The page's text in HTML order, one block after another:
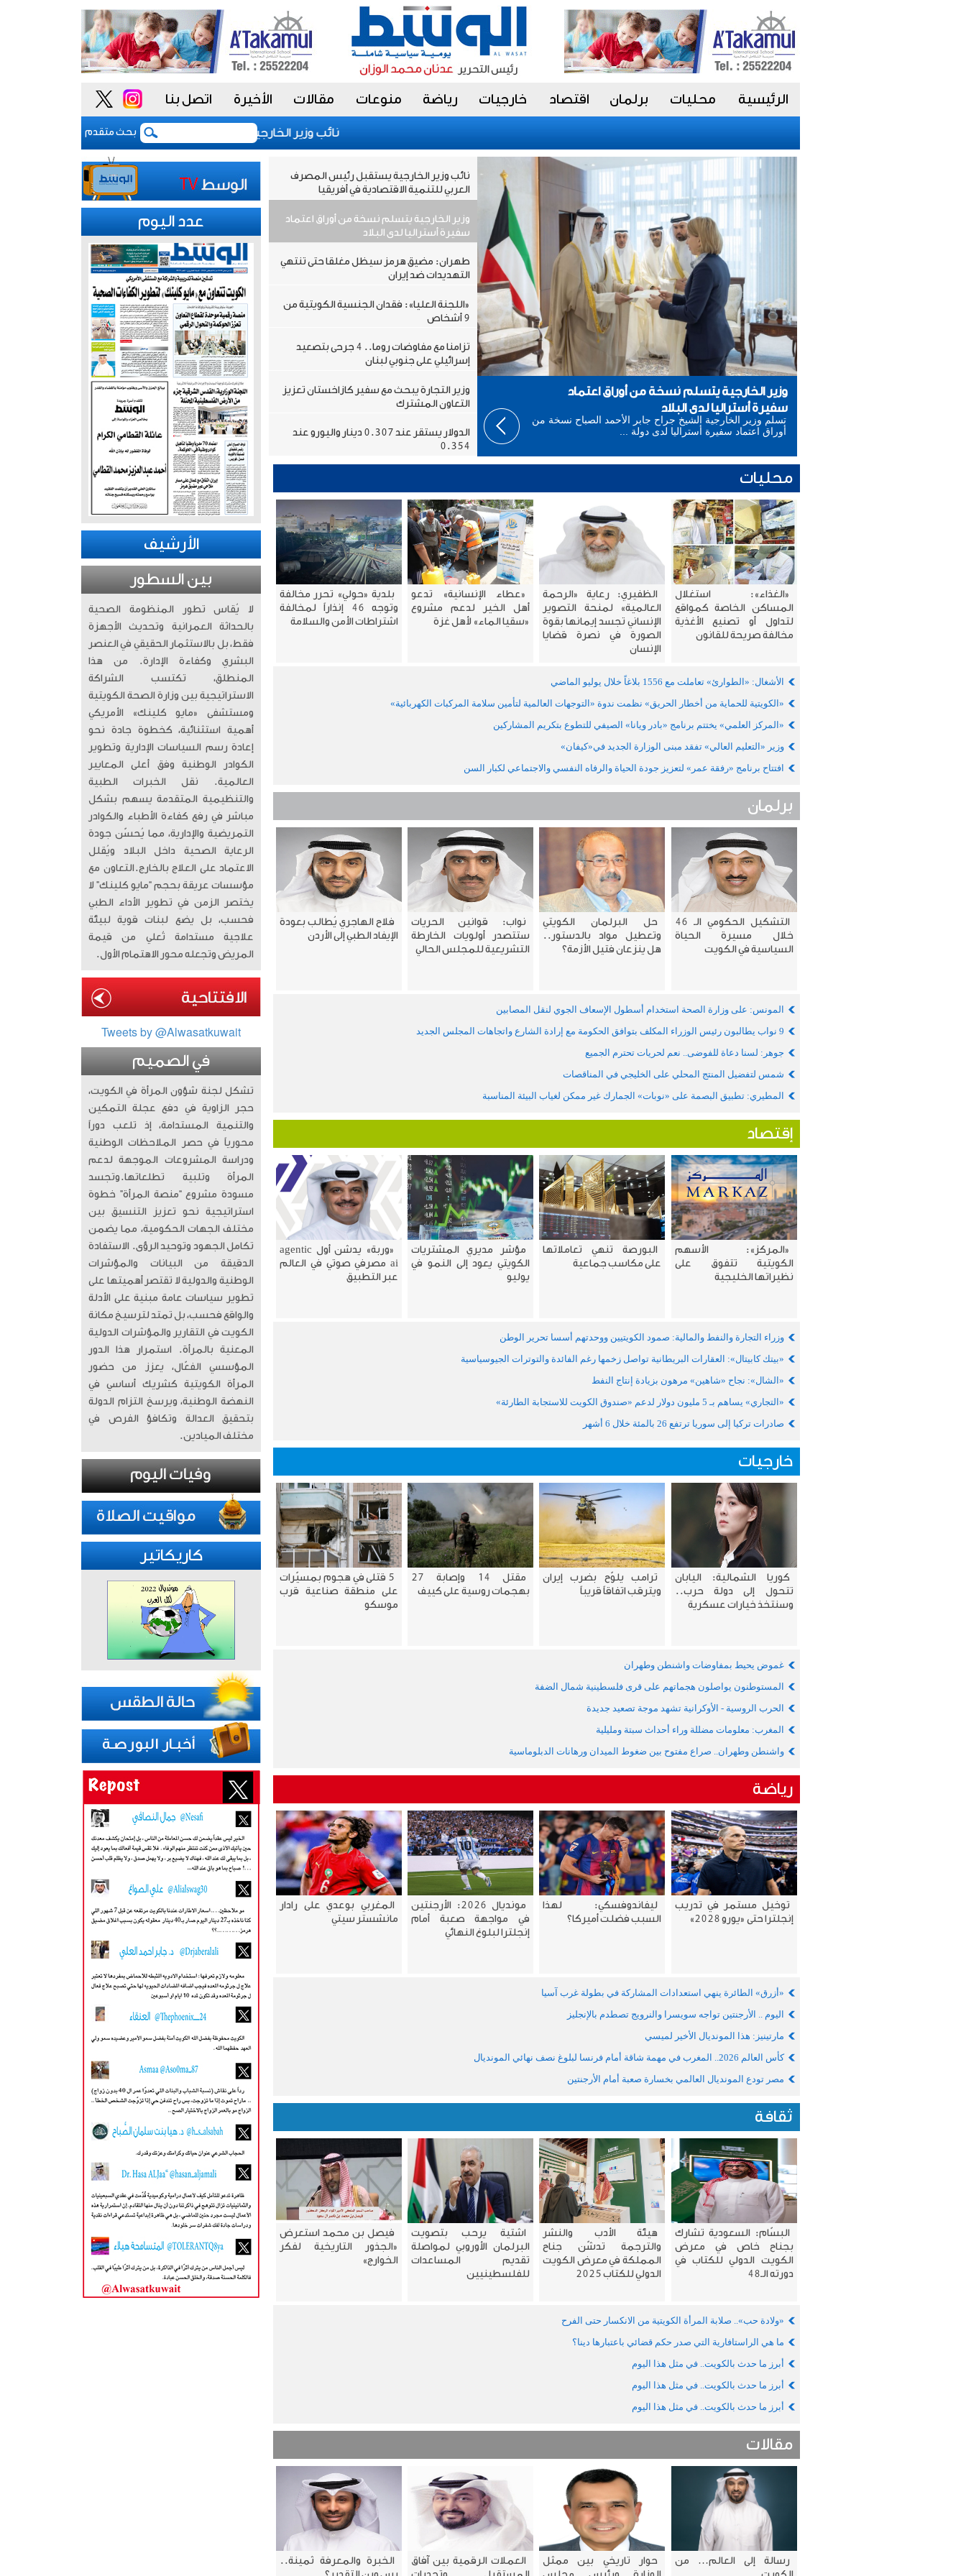
الرئيسية محليات برلمان اقتصاد خارجيات رياضة منوعات مقالات الأخيرة اتصل بنا
بحث متقدم
نائب وزير الخارجية يستقبل رئيس المصرف العربي للتنمية الاقتصادية في
وزير الخارجية يتسلم نسخة من أوراق اعتماد
سفيرة أستراليا لدى البلاد
تسلم وزير الخارجية الشيخ جراح جابر الأحمد الصباح نسخة من
أوراق اعتماد سفيرة أستراليا لدى دولة ...
نائب وزير الخارجية يستقبل رئيس المصرف
العربي للتنمية الاقتصادية في أفريقيا
وزير الخارجية يتسلم نسخة من أوراق اعتماد
سفيرة أستراليا لدى البلاد
طهران: مضيق هرمز سيظل مغلقا حتى تنتهي
التهديدات ضد إيران
«اللجنة العليا»: فقدان الجنسية الكويتية من
9 أشخاص
تزامنا مع مفاوضات روما.. 4 جرحى بتصعيد
إسرائيلي على جنوبي لبنان
وزير التجارة يبحث مع سفير كازاخستان تعزيز
التعاون المشترك
الدولار يستقر عند 0.307 دينار واليورو عند
0.354
محليات
«الغذاء»: استغلال
المساكن الخاصة كمواقع
لتداول أو تصنيع الأغذية
مخالفة صريحة للقانون
الظفيري: رعاية «الرحمة
العالمية» لمنحة التصوير
الإنساني تجسد إيمانها بقوة
الصورة في نصرة قضايا
الإنسان
«عطاء الإنسانية» تدعو
أهل الخير لدعم مشروع
«سقيا الماء» لأهل غزة
بلدية «حولي» تحرر مخالفة
وتوجه 46 إنذاراً لمخالفة
اشتراطات الأمن والسلامة
الأشغال: «الطوارئ» تعاملت مع 1556 بلاغاً خلال يوليو الماضي
«الكويتية للحماية من أخطار الحريق» نظمت ندوة «التوجهات العالمية لتأمين سلامة المركبات الكهربائية»
«المركز العلمي» يختتم برنامج «بادر ويانا» الصيفي للتطوع بتكريم المشاركين
وزير «التعليم العالي» تفقد مبنى الوزارة الجديد في«كيفان»
افتتاح برنامج «رفقة عمر» لتعزيز جودة الحياة والرفاه النفسي والاجتماعي لكبار السن
برلمان
التشكيل الحكومي الـ 46
خلال مسيرة الحياة
السياسية في الكويت
حل البرلمان الكويتي
وتعطيل مواد بالدستور..
هل ينزعان فتيل الأزمة؟
نواب: قوانين الحريات
ستتصدر أولويات الخارطة
التشريعية للمجلس الحالي
فلاح الهاجري يُطالب بعودة
الإيفاد الطبي إلى الأردن
المونس: على وزارة الصحة استخدام أسطول الإسعاف الجوي لنقل المصابين
9 نواب يطالبون رئيس الوزراء المكلف بتوافق الحكومة مع إرادة الشارع واتجاهات المجلس الجديد
جوهر: لسنا دعاة للفوضى.. نعم لحريات تحترم الجميع
شمس لتفضيل المنتج المحلي على الخليجي في المناقصات
المطيري: تطبيق البصمة على «نوبات» الجمارك غير ممكن لغياب البيئة المناسبة
إقتصاد
«المركز»: الأسهم
الكويتية تتفوق على
نظيراتها الخليجية
البورصة تنهي تعاملاتها
على مكاسب جماعية
مؤشر مديري المشتريات
الكويتي يعود إلى النمو في
يوليو
«وربة» يدشن أول agentic
ai مصرفي صوتي في العالم
عبر التطبيق
وزراء التجارة والنفط والمالية: صمود الكويتيين ووحدتهم أسسا تحرير الوطن
«بيتك كابيتال»: العقارات البريطانية تواصل زخمها رغم الفائدة والتوترات الجيوسياسية
«الشال»: نجاح «شاهين» مرهون بزيادة إنتاج النفط
«التجاري» يساهم بـ 5 مليون دولار لدعم «صندوق الكويت للاستجابة الطارئة»
صادرات تركيا إلى سوريا ترتفع 26 بالمئة خلال 6 أشهر
خارجيات
كوريا الشمالية: اليابان
تتحول إلى دولة حرب..
وسنتخذ خيارات عسكرية
ترامب يلوّح بضرب إيران
ويترقب اتفاقاً قريباً
مقتل 14 وإصابة ‌27
بهجمات روسية على كييف
5 قتلى في هجوم بمسيّرات
على منطقة صناعية قرب
موسكو
غموض يحيط بمفاوضات واشنطن وطهران
المستوطنون يواصلون هجماتهم على قرى فلسطينية شمال الضفة
الحرب الروسية - الأوكرانية تشهد موجة تصعيد جديدة
المغرب: معلومات مضللة وراء أحداث سبتة ومليلية
واشنطن وطهران.. صراع مفتوح بين ضغوط الميدان ورهانات الدبلوماسية
رياضة
توخيل مستمر في تدريب
إنجلترا حتى «يورو 2028»
ليفاندوفسكي: لهذا
السبب فضلت أميركا؟
مونديال 2026: الأرجنتين
في مواجهة صعبة أمام
إنجلترا لبلوغ النهائي
المغربي بوعدي على رادار
مانشستر سيتي
«أزرق» الطائرة ينهي استعدادات المشاركة في بطولة غرب آسيا
اليوم .. الأرجنتين تواجه سويسرا والنرويج تصطدم بالإنجليز
مارتينيز: هذا المونديال الأخير لميسي
كأس العالم 2026.. المغرب في مهمة شاقة أمام فرنسا لبلوغ نصف نهائي المونديال
مصر تودع المونديال العالمي بخسارة صعبة أمام الأرجنتين
ثقافة
البسّام: السعودية تشارك
بجناح خاص في معرض
الكويت الدولي للكتاب في
دورته الـ48
هيئة الأدب والنشر
والترجمة تدشّن جناح
المملكة في معرض الكويت
الدولي للكتاب 2025
اشتية يرحب بتصويت
البرلمان الأوروبي لمواصلة
تقديم المساعدات
للفلسطينيين
فيصل بن محمد استعرض
«الجذور التاريخية لفكر
الخوارج»
«ولادة حب».. صلابة المرأة الكويتية من الانكسار حتى الفرح
ما هي الراستافارية التي صدر حكم قضائي باعتبارها دينا؟
أبرز ما حدث بالكويت.. في مثل هذا اليوم
أبرز ما حدث بالكويت.. في مثل هذا اليوم
أبرز ما حدث بالكويت.. في مثل هذا اليوم
مقالات
رسالة إلى العالم… من
حوار تاريخي بين ممثل
العملات الرقمية بين آفاق
الخبرة والمعرفة ثمينة..
عدد اليوم
الأرشيف
بين السطور
لا يُقاس تطور المنظومة الصحية
بالحداثة العمرانية وتحديث الأجهزة
فقط، بل بالاستثمار الحقيقي في العنصر
البشري وكفاءة الإدارة. من هذا
المنطلق، تكتسب الشراكة
الاستراتيجية بين وزارة الصحة الكويتية
ومستشفى «مايو كلينك» الأمريكي
أهمية استثنائية، كخطوة جادة نحو
إعادة رسم السياسات الإدارية وتطوير
الكوادر الوطنية وفق أعلى المعايير
العالمية. ​ نقل الخبرات الطبية
والتنظيمية المتقدمة يسهم بشكل
مباشر في رفع كفاءة الأطباء والكوادر
التمريضية والإدارية، مما يُحسّن جودة
الرعاية الصحية داخل البلاد ويُقلل
الاعتماد على العلاج بالخارج. ​التعاون مع
مؤسسات عريقة بحجم “مايو كلينك” لا
يختصر الزمن في تطوير الأداء الطبي
فحسب، بل يضع لبنات قوية لبيئة
علاجية مستدامة تُعلي من قيمة
المريض وتجعله محور الاهتمام الأول.
Tweets by @Alwasatkuwait
في الصميم
تشكل لجنة شؤون المرأة في الكويت،
حجر الزاوية في دفع عجلة التمكين
والتنمية المستدامة، إذ تلعب دوراً
محورياً في حصر الملاحظات الوطنية
ودراسة المشروعات الموجهة لدعم
المرأة وتلبية تطلعاتها. ​وتجسد
مسودة مشروع “منصة المرأة” خطوة
استراتيجية نحو تعزيز التنسيق بين
مختلف الجهات الحكومية، مما يضمن
تكامل الجهود وتوحيد الرؤى. الاستفادة
الدقيقة من البيانات والمؤشرات
الوطنية والدولية لا تقتصر أهميتها على
تطوير سياسات عامة مبنية على الأدلة
والواقع فحسب، بل تمتد لترسيخ مكانة
الكويت في التقارير والمؤشرات الدولية
المعنية بالمرأة. ​ استمرار هذا الدور
المؤسسي الفعّال، يعزز من حضور
المرأة الكويتية كشريك أساسي في
النهضة الوطنية، ويرسخ التزام الدولة
بتحقيق العدالة وتكافؤ الفرص في
مختلف الميادين.
كاريكاتير